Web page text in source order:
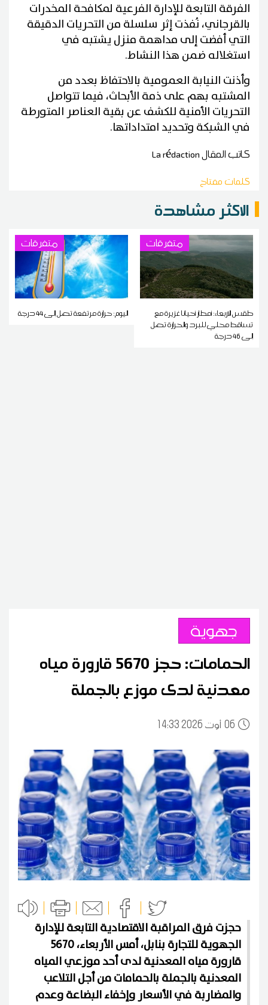
الفرقة التابعة للإدارة الفرعية لمكافحة المخدرات
بالقرجاني، نُفذت إثر سلسلة من التحريات الدقيقة
التي أفضت إلى مداهمة منزل يشتبه في
استغلاله ضمن هذا النشاط.
وأذنت النيابة العمومية بالاحتفاظ بعدد من
المشتبه بهم على ذمة الأبحاث، فيما تتواصل
التحريات الأمنية للكشف عن بقية العناصر المتورطة
في الشبكة وتحديد امتداداتها.
كاتب المقالLa rédaction
كلمات مفتاح
الاكثر مشاهدة
متفرقات
طقس الاربعاء: أمطار أحيانا غزيرة مع
تساقط محلي للبرد والحرارة تصل
إلى 46 درجة
متفرقات
اليوم: حرارة مرتفعة تصل إلى 44 درجة
جهوية
الحمامات: حجز 5670 قارورة مياه
معدنية لدى موزع بالجملة
0614:33 2026 أوت
حجزت فرق المراقبة الاقتصادية التابعة للإدارة
الجهوية للتجارة بنابل، أمس الأربعاء، 5670
قارورة مياه المعدنية لدى أحد موزعي المياه
المعدنية بالجملة بالحمامات من أجل التلاعب
والمضاربة في الأسعار وإخفاء البضاعة وعدم